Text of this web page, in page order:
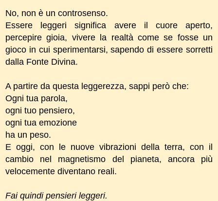
No, non è un controsenso.
Essere leggeri significa avere il cuore aperto,
percepire gioia, vivere la realtà come se fosse un
gioco in cui sperimentarsi, sapendo di essere sorretti
dalla Fonte Divina.
A partire da questa leggerezza, sappi però che:
Ogni tua parola,
ogni tuo pensiero,
ogni tua emozione
ha un peso.
E oggi, con le nuove vibrazioni della terra, con il
cambio nel magnetismo del pianeta, ancora più
velocemente diventano reali.
Fai quindi pensieri leggeri.